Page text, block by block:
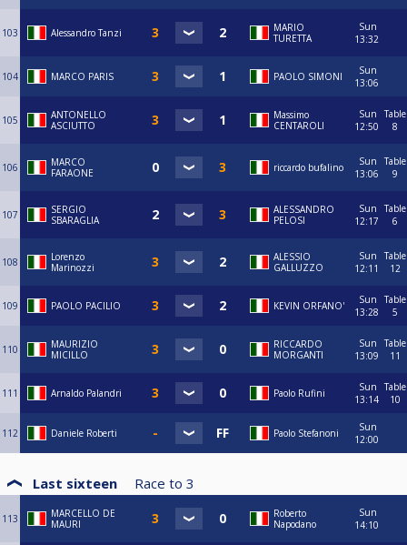
103 Alessandro Tanzi
MARIO
TURETTA
Sun
13:32
104 MARCO PARIS PAOLO SIMONI
Sun
13:06
105
ANTONELLO
ASCIUTTO
Massimo
CENTAROLI
Sun
12:50
Table
8
106
MARCO
FARAONE
riccardo bufalino
Sun
13:06
Table
9
107
SERGIO
SBARAGLIA
ALESSANDRO
PELOSI
Sun
12:17
Table
6
108
Lorenzo
Marinozzi
ALESSIO
GALLUZZO
Sun
12:11
Table
12
109 PAOLO PACILIO KEVIN ORFANO'
Sun
13:28
Table
5
110
MAURIZIO
MICILLO
RICCARDO
MORGANTI
Sun
13:09
Table
11
111 Arnaldo Palandri Paolo Rufini
Sun
13:14
Table
10
112 Daniele Roberti Paolo Stefanoni
Sun
12:00
Last sixteen Race to 3
113
MARCELLO DE
MAURI
Roberto
Napodano
Sun
14:10